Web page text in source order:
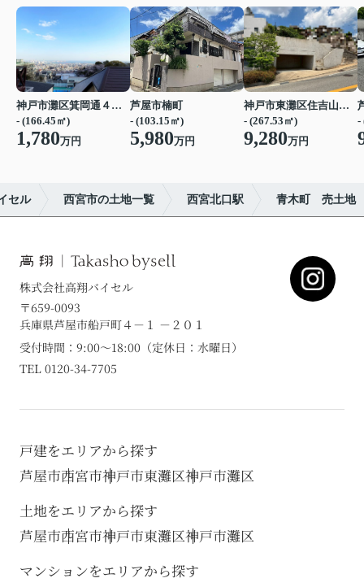
神戸市灘区箕岡通４丁目
- (166.45㎡)
1,780万円
芦屋市楠町
- (103.15㎡)
5,980万円
神戸市東灘区住吉山手４丁目
- (267.53㎡)
9,280万円
-
セル 西宮市の土地一覧 西宮北口駅 青木町 売土地
株式会社高翔バイセル
〒659-0093
兵庫県芦屋市船戸町４－１ －２０１
受付時間：9:00～18:00（定休日：水曜日）
TEL 0120-34-7705
戸建をエリアから探す
芦屋市西宮市神戸市東灘区神戸市灘区
土地をエリアから探す
芦屋市西宮市神戸市東灘区神戸市灘区
マンションをエリアから探す